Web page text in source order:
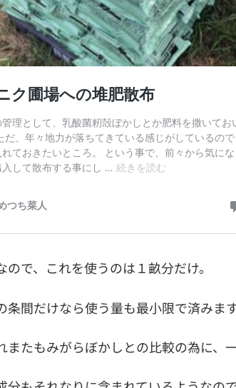
ので、これを使うのは１畝分だけ。
条間だけなら使う量も最小限で済みます
またもみがらぼかしとの比較の為に、